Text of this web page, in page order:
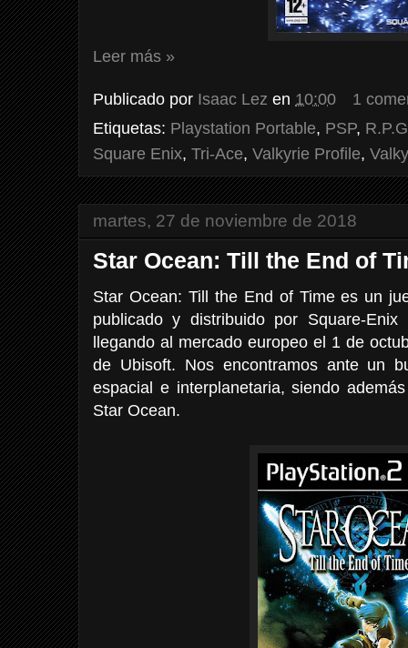
Leer más »
Publicado por Isaac Lez en 10:00
1
Etiquetas: Playstation Portable, PSP, R.P.G
Square Enix, Tri-Ace, Valkyrie Profile,
martes, 27 de noviembre de 2018
Star Ocean: Till the End of
Star Ocean: Till the End of Time es un
publicado y distribuido por Square-
llegando al mercado europeo el 1 de
de Ubisoft. Nos encontramos ante un
espacial e interplanetaria, siendo
Star Ocean.